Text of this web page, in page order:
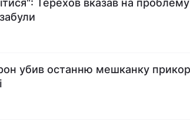
Терехов вказав на
убив останню мешканку